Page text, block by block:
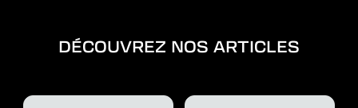
DÉCOUVREZ NOS ARTICLES